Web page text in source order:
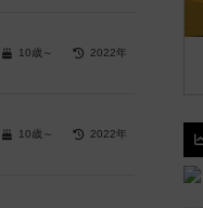
10歳～ 2022年
10歳～ 2022年